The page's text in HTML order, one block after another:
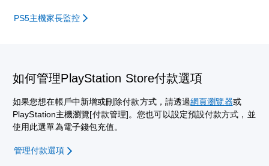
PS5主機家長監控
如何管理PlayStation Store付款選項
如果您想在帳戶中新增或刪除付款方式，請透過網頁瀏覽器或
PlayStation主機瀏覽[付款管理]。您也可以設定預設付款方式，並
使用此選單為電子錢包充值。
管理付款選項